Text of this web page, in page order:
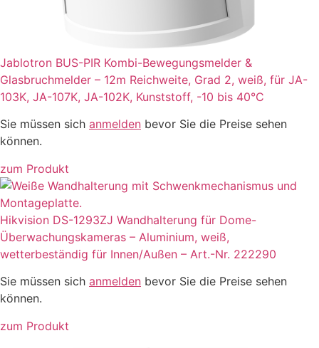
Jablotron BUS-PIR Kombi-Bewegungsmelder &
Glasbruchmelder – 12m Reichweite, Grad 2, weiß, für JA-
103K, JA-107K, JA-102K, Kunststoff, -10 bis 40°C
Sie müssen sich anmelden bevor Sie die Preise sehen
können.
zum Produkt
Hikvision DS-1293ZJ Wandhalterung für Dome-
Überwachungskameras – Aluminium, weiß,
wetterbeständig für Innen/Außen – Art.-Nr. 222290
Sie müssen sich anmelden bevor Sie die Preise sehen
können.
zum Produkt